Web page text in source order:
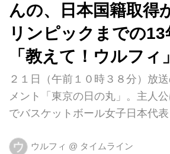
んの、日本国籍取得
リンピックまでの
「教えて！ウルフィ」
２１日（午前１０時３８分）放
メント「東京の日の丸」。主人
でバスケットボール女子日本代
です。選手としての活躍はもとよ
ウ ウルフィ @ タイムライン